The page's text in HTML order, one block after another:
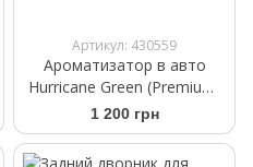
Артикул: 430559
Ароматизатор в авто
Hurricane Green (Premium)
Аромасаше на дефлектор
1 200 грн